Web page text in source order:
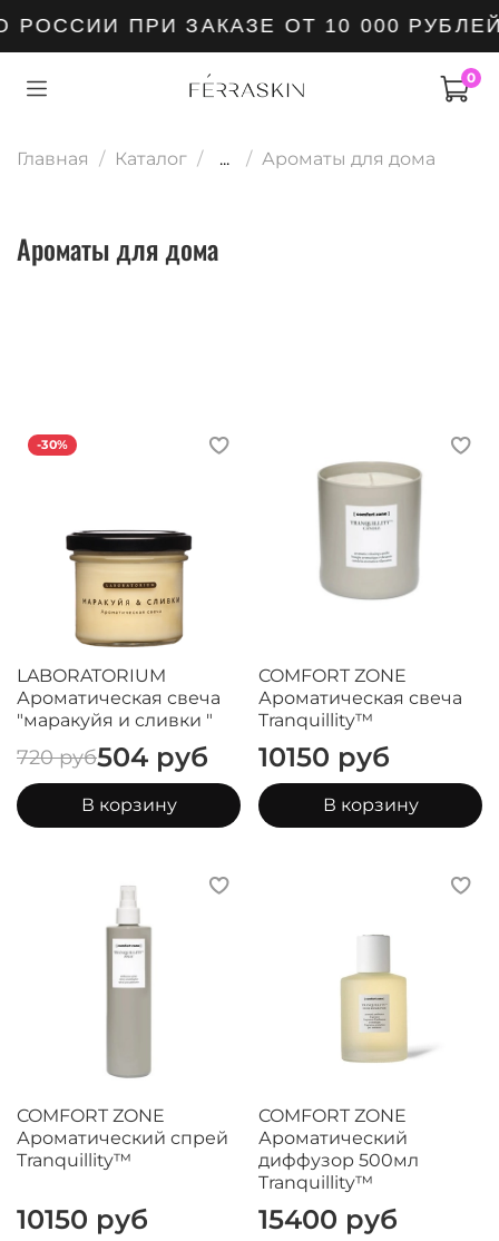
ПРИ ЗАКАЗЕ ОТ 10 000 РУБЛЕЙ
0
Главная Каталог ... Ароматы для дома
Ароматы для дома
-30%
LABORATORIUM
Ароматическая свеча
"маракуйя и сливки "
720 руб504 руб
В корзину
COMFORT ZONE
Ароматическая свеча
Tranquillity™
10150 руб
В корзину
COMFORT ZONE
Ароматический спрей
Tranquillity™
10150 руб
COMFORT ZONE
Ароматический
диффузор 500мл
Tranquillity™
15400 руб